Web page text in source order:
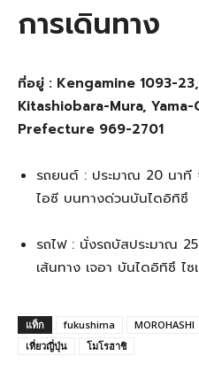
การเดินทาง
ที่อยู่ : Kengamine 1093-
Kitashiobara-Mura, Yama-
Prefecture 969-2701
รถยนต์ : ประมาณ 20 นาที จ
ไอซี บนทางด่วนบันไดอิทิซึ
รถไฟ : นั่งรถบัสประมาณ 25
เส้นทาง เจอา บันไดอิทิซึ ไซ
แท็ก fukushima MOROHASHI
เที่ยวญี่ปุ่น
โมโรฮาชิ